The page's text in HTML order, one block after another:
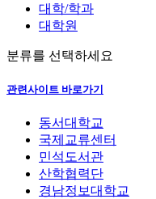
대학/학과
대학원
분류를 선택하세요
관련사이트 바로가기
동서대학교
국제교류센터
민석도서관
산학협력단
경남정보대학교